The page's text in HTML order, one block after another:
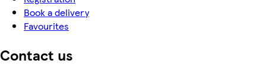
Book a delivery
Favourites
Contact us